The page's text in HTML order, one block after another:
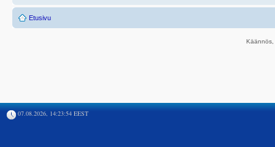
Etusivu
07.08.2026, 14:23:54 EEST